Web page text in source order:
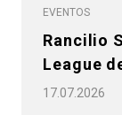
EVENTOS
Rancilio
League
17.07.2026